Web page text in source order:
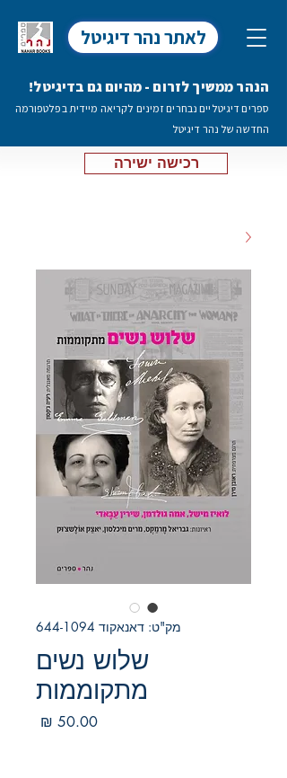
לאתר נהר דיגיטל
הנהר ממשיך לזרום - מהיום גם בדיגיטל!
ספרים דיגיטליים נבחרים זמינים לקריאה מיידית בפלטפורמה
החדשה של נהר דיגיטל
רכישה ישירה
מק"ט: דאנאקוד 644-1094
שלוש נשים
מתקוממות